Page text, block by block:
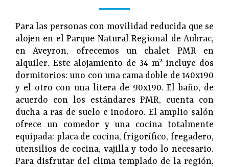
Para las personas con movilidad reducida que se
alojen en el Parque Natural Regional de Aubrac,
en Aveyron, ofrecemos un chalet PMR en
alquiler. Este alojamiento de 34 m² incluye dos
dormitorios: uno con una cama doble de 140x190
y el otro con una litera de 90x190. El baño, de
acuerdo con los estándares PMR, cuenta con
ducha a ras de suelo e inodoro. El amplio salón
ofrece un comedor y una cocina totalmente
equipada: placa de cocina, frigorífico, fregadero,
utensilios de cocina, vajilla y todo lo necesario.
Para disfrutar del clima templado de la región,